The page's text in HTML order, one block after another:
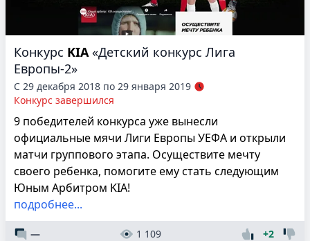
Конкурс KIA «Детский конкурс Лига
Европы-2»
С 29 декабря 2018 по 29 января 2019
Конкурс завершился
9 победителей конкурса уже вынесли
официальные мячи Лиги Европы УЕФА и открыли
матчи группового этапа. Осуществите мечту
своего ребенка, помогите ему стать следующим
Юным Арбитром KIA!
подробнее...
— 1 109 +2